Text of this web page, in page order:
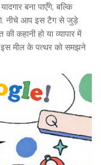
बना पाएँगे, बल्कि
नीचे आप इस टैग से जुड़े
कहानी हो या व्यापार में
इस मील के पत्थर को समझने